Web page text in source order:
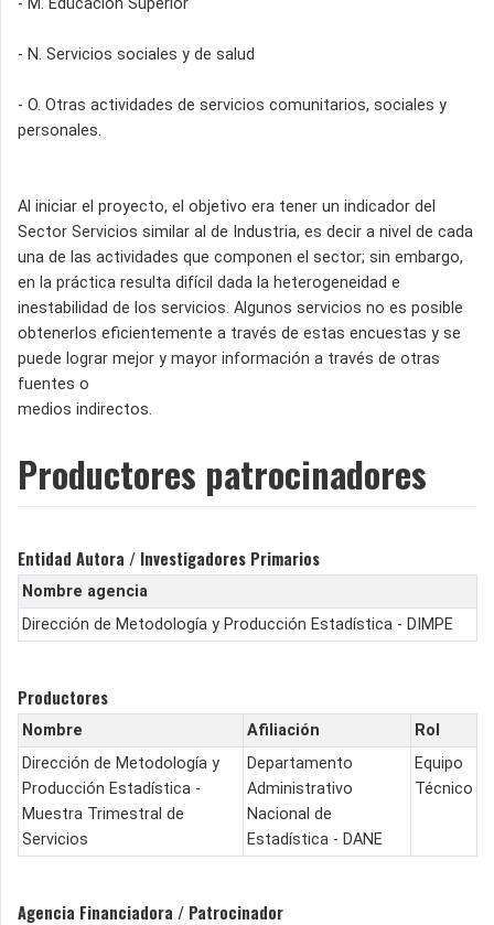
- N. Servicios sociales y de salud
- O. Otras actividades de servicios comunitarios, sociales y
personales.
Al iniciar el proyecto, el objetivo era tener un indicador del
Sector Servicios similar al de Industria, es decir a nivel de cada
una de las actividades que componen el sector; sin embargo,
en la práctica resulta difícil dada la heterogeneidad e
inestabilidad de los servicios. Algunos servicios no es posible
obtenerlos eficientemente a través de estas encuestas y se
puede lograr mejor y mayor información a través de otras
fuentes o
medios indirectos.
Productores patrocinadores
Entidad Autora / Investigadores Primarios
Nombre agencia
Dirección de Metodología y Producción Estadística - DIMPE
Productores
Nombre Afiliación
Rol
Dirección de Metodología y
Producción Estadística -
Muestra Trimestral de
Servicios
Departamento
Administrativo
Nacional de
Estadística - DANE
Equipo
Técnico
Agencia Financiadora / Patrocinador